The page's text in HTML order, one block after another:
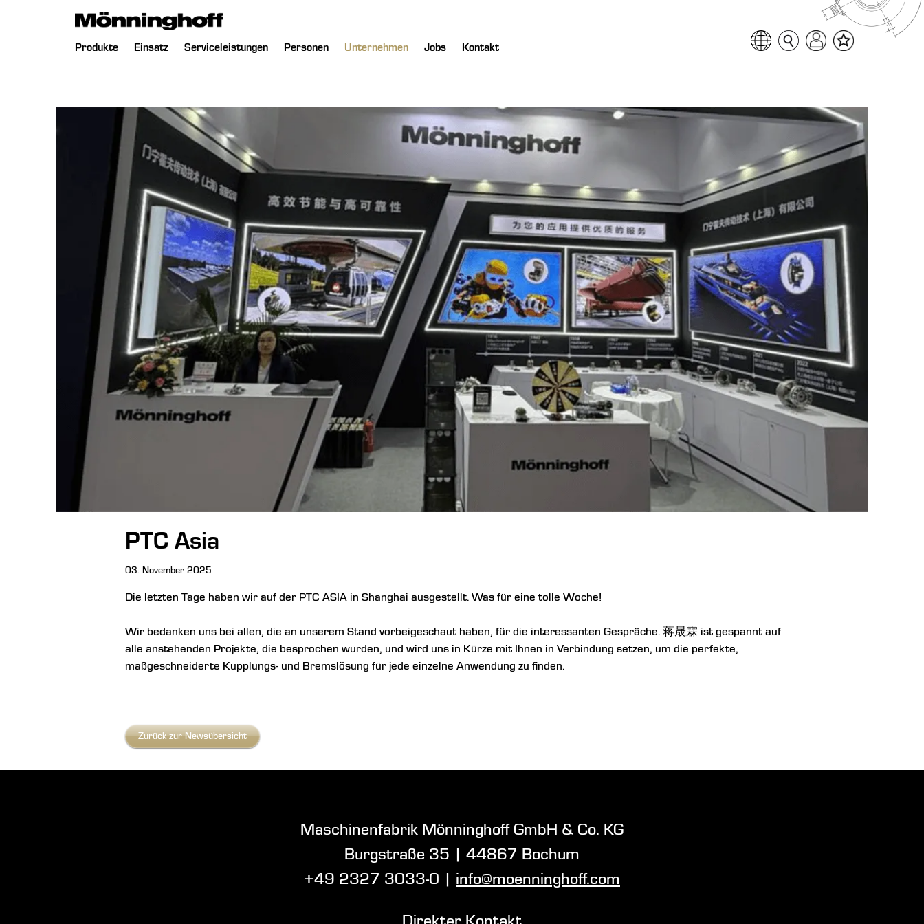
Navigation
Produkte Einsatz Serviceleistungen Personen Unternehmen Jobs Kontakt Sprache auswählen
Seitensuche
Login
Favoritenliste
PTC Asia
03. November 2025
Die letzten Tage haben wir auf der PTC ASIA in Shanghai ausgestellt. Was für eine tolle Woche!
Wir bedanken uns bei allen, die an unserem Stand vorbeigeschaut haben, für die interessanten Gespräche. 蒋晟霖 ist gespannt auf
alle anstehenden Projekte, die besprochen wurden, und wird uns in Kürze mit Ihnen in Verbindung setzen, um die perfekte,
maßgeschneiderte Kupplungs- und Bremslösung für jede einzelne Anwendung zu finden.
Zurück zur Newsübersicht
Maschinenfabrik Mönninghoff GmbH & Co. KG
Burgstraße 35
44867 Bochum
+49 2327 3033-0
info@moenninghoff.com